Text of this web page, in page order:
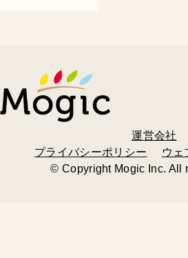
運営会社
プライバシーポリシー
ウェ
© Copyright Mogic Inc. All